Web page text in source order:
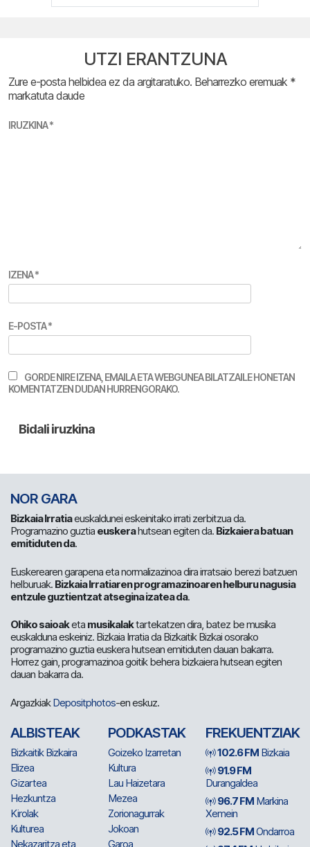
UTZI ERANTZUNA
Zure e-posta helbidea ez da argitaratuko. Beharrezko eremuak *
markatuta daude
IRUZKINA*
IZENA*
E-POSTA*
GORDE NIRE IZENA, EMAILA ETA WEBGUNEA BILATZAILE HONETAN
KOMENTATZEN DUDAN HURRENGORAKO.
NOR GARA
Bizkaia Irratiaeuskaldunei eskeinitako irrati zerbitzua da.
Programazino guztia euskerahutsean egiten da. Bizkaiera batuan
emitiduten da.
Euskerearen garapena eta normalizazinoa dira irratsaio berezi batzuen
helburuak. Bizkaia Irratiaren programazinoaren helburu nagusia
entzule guztientzat atsegina izatea da.
Ohiko saioaketa musikalaktartekatzen dira, batez be musika
euskalduna eskeiniz. Bizkaia Irratia da Bizkaitik Bizkai osorako
programazino guztia euskera hutsean emitiduten dauan bakarra.
Horrez gain, programazinoa goitik behera bizkaiera hutsean egiten
dauan bakarra da.
ArgazkiakDepositphotos-en eskuz.
ALBISTEAK
Bizkaitik Bizkaira
Elizea
Gizartea
Hezkuntza
Kirolak
Kulturea
Nekazaritza eta
PODKASTAK
Goizeko Izarretan
Kultura
Lau Haizetara
Mezea
Zorionagurrak
Jokoan
Garoa
FREKUENTZIAK
102.6 FM Bizkaia
91.9 FM
Durangaldea
96.7 FM Markina
Xemein
92.5 FMOndarroa